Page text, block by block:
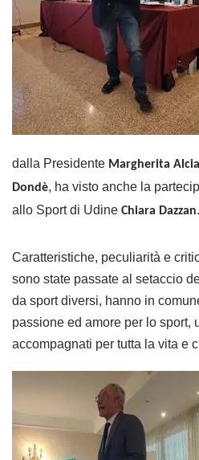
dalla Presidente Margherita
Dondè, ha visto anche la
allo Sport di Udine Chiara Dazzan.
Caratteristiche, peculiarità e
sono state passate al setaccio
da sport diversi, hanno in
passione ed amore per lo sport,
accompagnati per tutta la vita e